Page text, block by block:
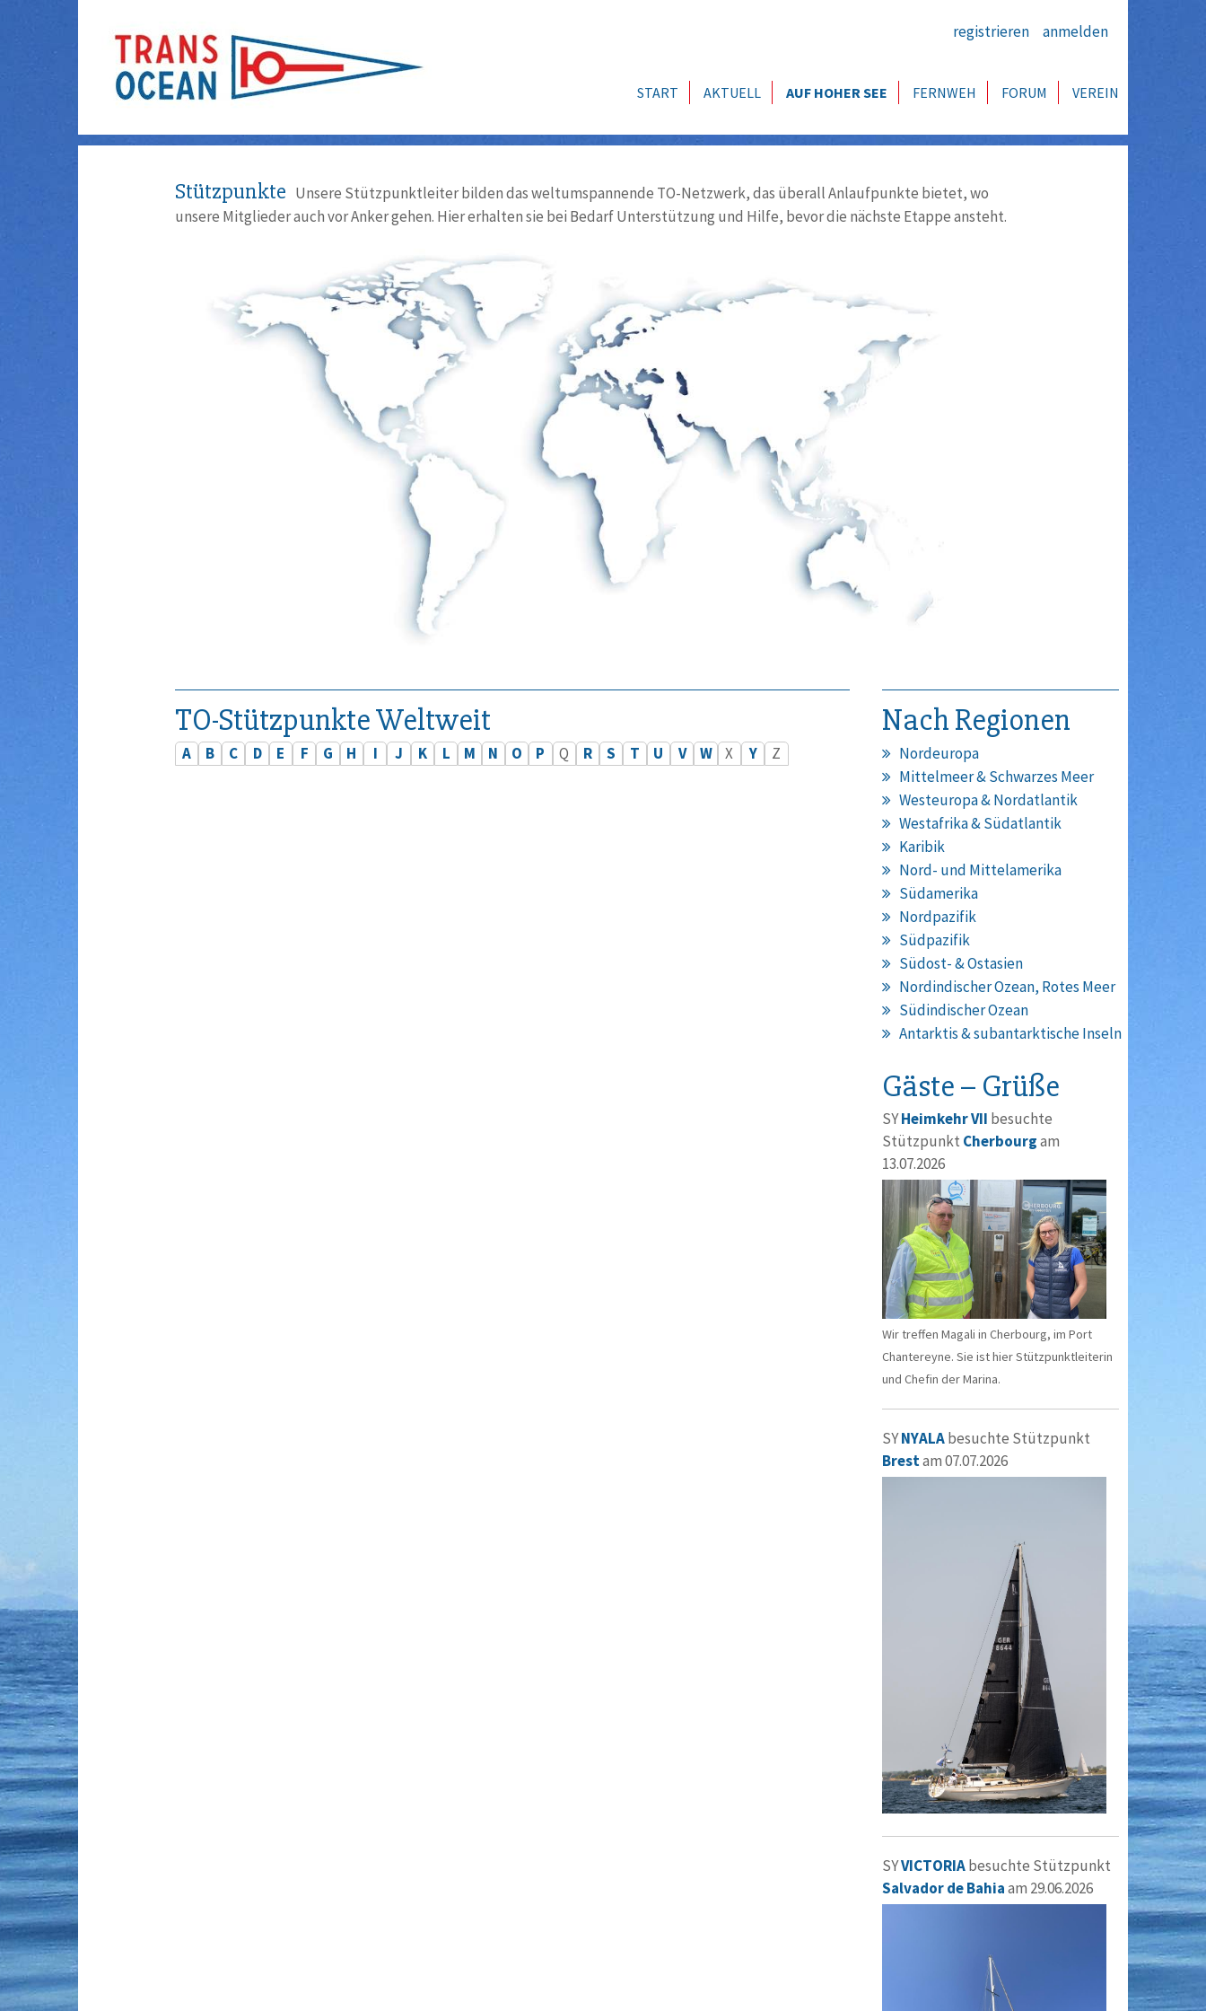
registrieren anmelden
START AKTUELL AUF HOHER SEE FERNWEH FORUM VEREIN
Stützpunkte Unsere Stützpunktleiter bilden das weltumspannende TO-Netzwerk, das überall Anlaufpunkte bietet, wo
unsere Mitglieder auch vor Anker gehen. Hier erhalten sie bei Bedarf Unterstützung und Hilfe, bevor die nächste Etappe ansteht.
TO-Stützpunkte Weltweit
A B C D E F G H I J K L M N O P Q R S T U V W X Y Z
Nach Regionen
Nordeuropa
Mittelmeer & Schwarzes Meer
Westeuropa & Nordatlantik
Westafrika & Südatlantik
Karibik
Nord- und Mittelamerika
Südamerika
Nordpazifik
Südpazifik
Südost- & Ostasien
Nordindischer Ozean, Rotes Meer
Südindischer Ozean
Antarktis & subantarktische Inseln
Gäste – Grüße
SYHeimkehr VII besuchte
Stützpunkt Cherbourgam
13.07.2026
Wir treffen Magali in Cherbourg, im Port
Chantereyne. Sie ist hier Stützpunktleiterin
und Chefin der Marina.
SYNYALAbesuchte Stützpunkt
Brestam 07.07.2026
SYVICTORIAbesuchte Stützpunkt
Salvador de Bahiaam 29.06.2026